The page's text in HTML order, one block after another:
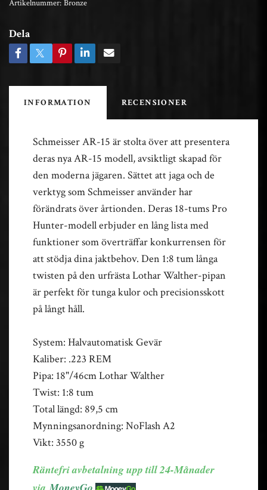
Artikelnummer: Bronze
Dela
INFORMATION RECENSIONER
Schmeisser AR-15 är stolta över att presentera
deras nya AR-15 modell, avsiktligt skapad för
den moderna jägaren. Sättet att jaga och de
verktyg som Schmeisser använder har
förändrats över årtionden. Deras 18-tums Pro
Hunter-modell erbjuder en lång lista med
funktioner som överträffar konkurrensen för
att stödja dina jaktbehov. Den 1:8 tum långa
twisten på den urfrästa Lothar Walther-pipan
är perfekt för tunga kulor och precisionsskott
på långt håll.
System: Halvautomatisk Gevär
Kaliber: .223 REM
Pipa: 18"/46cm Lothar Walther
Twist: 1:8 tum
Total längd: 89,5 cm
Mynningsanordning: NoFlash A2
Vikt: 3550 g
Räntefri avbetalning upp till 24-Månader